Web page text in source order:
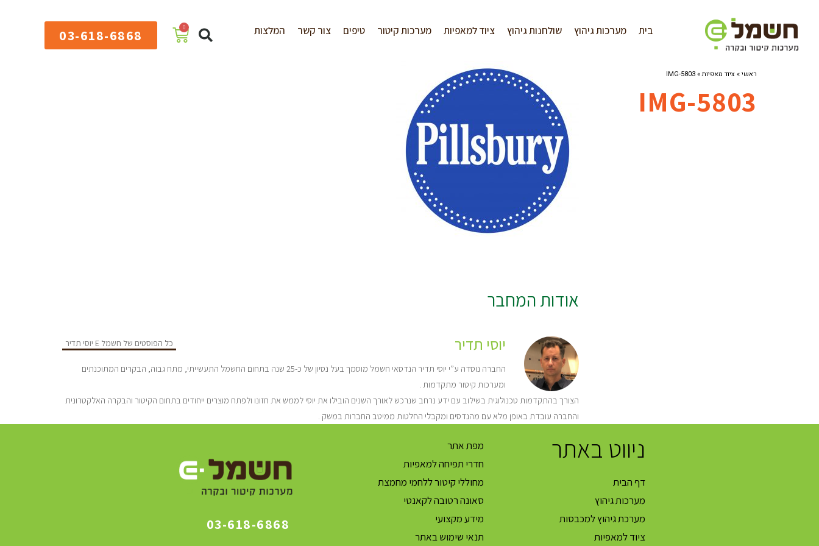
בית
מערכות גיהוץ שולחנות גיהוץ ציוד למאפיות מערכות קיטור טיפים צור קשר המלצות 0
03-618-6868
ראשי» ציוד מאפיות»
IMG-5803
IMG-5803
אודות המחבר
יוסי תדיר כל הפוסטים של חשמל E יוסי תדיר
החברה נוסדה ע”י יוסי תדיר הנדסאי חשמל מוסמך בעל נסיון של כ-25 שנה בתחום החשמל התעשייתי, מתח גבוה, הבקרים המתוכנתים
ומערכות קיטור מתקדמות .
הצורך בהתקדמות טכנולוגית בשילוב עם ידע נרחב שנרכש לאורך השנים הובילו את יוסי לממש את חזונו ולפתח מוצרים ייחודים בתחום הקיטור והבקרה האלקטרונית
והחברה עובדת באופן מלא עם מהנדסים ומקבלי החלטות ממיטב החברות במשק .
ניווט באתר
דף הבית
מערכות גיהוץ
מערכת גיהוץ למכבסות
ציוד למאפיות
מפת אתר
חדרי תפיחה למאפיות
מחוללי קיטור ללחמי מחמצת
סאונה רטובה לקאנטי
מידע מקצועי
תנאי שימוש באתר
03-618-6868